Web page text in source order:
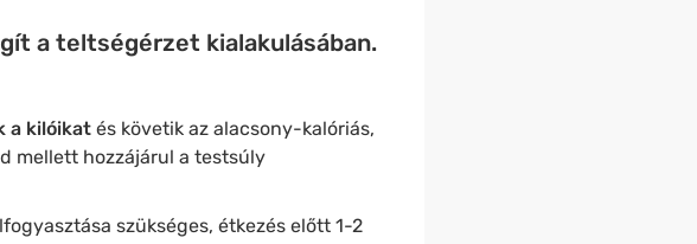
a teltségérzet kialakulásában.
a kilóikatés követik az alacsony-kalóriás,
mellett hozzájárul a testsúly
szükséges, étkezés előtt 1-2